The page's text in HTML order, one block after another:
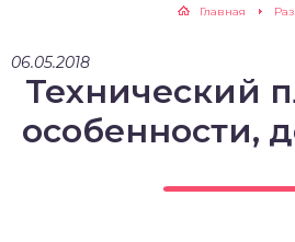
Главная
06.05.2018
Технический
особенности,